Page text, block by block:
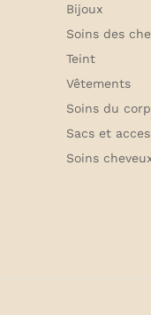
Bijoux
Soins des
Teint
Vêtements
Soins du
Sacs et
Soins